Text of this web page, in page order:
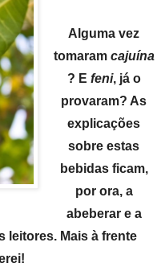
Alguma vez
tomaram cajuína
? E feni, já o
provaram? As
explicações
sobre estas
bebidas ficam,
por ora, a
abeberar e a
leitores. Mais à frente